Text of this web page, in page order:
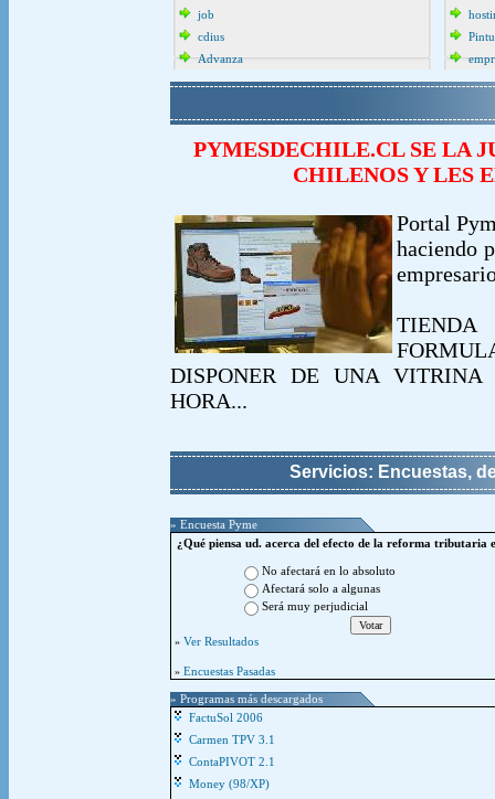
job
cdius
Advanza
PYMESDECHILE.CL SE LA
CHILENOS Y LES
Portal
haciendo
DISPONER DE UNA
HORA...
Servicios: Encuestas,
» Encuesta Pyme
¿Qué piensa ud. acerca del efecto de la reforma tributaria
No afectará en lo absoluto
Afectará solo a algunas
Será muy perjudicial
» Ver Resultados
» Encuestas Pasadas
» Programas más descargados
FactuSol 2006
Carmen TPV 3.1
ContaPIVOT 2.1
Money (98/XP)